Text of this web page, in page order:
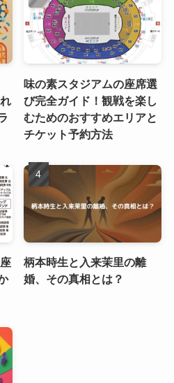
味の素スタジアムの座席選
び完全ガイド！観戦を楽し
むためのおすすめエリアと
チケット予約方法
柄本時生と入来茉里の離
婚、その真相とは？